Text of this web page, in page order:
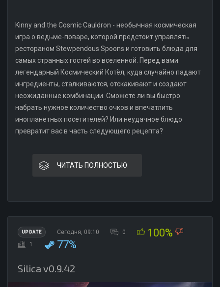
Kinny and the Cosmic Cauldron - необычная космическая
игра о ведьме-поваре, которой предстоит управлять
рестораном Stewpendous Spoons и готовить блюда для
самых странных гостей во вселенной. Перед вами
легендарный Космический Котёл, куда случайно падают
ингредиенты, сталкиваются, отскакивают и создают
неожиданные комбинации. Сможете ли вы быстро
набрать нужное количество очков и впечатлить
инопланетных посетителей? Или неудачное блюдо
превратит вас в часть следующего рецепта?
ЧИТАТЬ ПОЛНОСТЬЮ
UPDATE Сегодня, 09:10 0 100%
1 77%
Silica v0.9.42